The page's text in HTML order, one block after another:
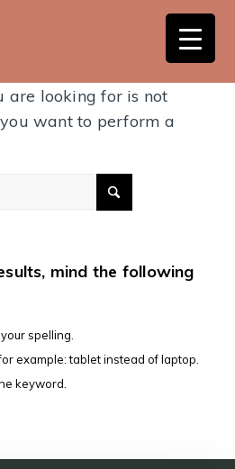
are looking for is not
want to perform a
mind the following
spelling.
example: tablet instead of laptop.
keyword.